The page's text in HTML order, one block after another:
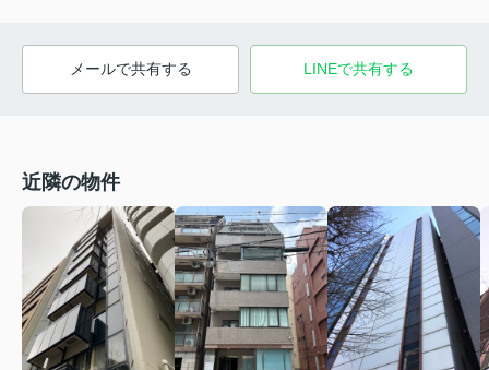
メールで共有する LINEで共有する
近隣の物件